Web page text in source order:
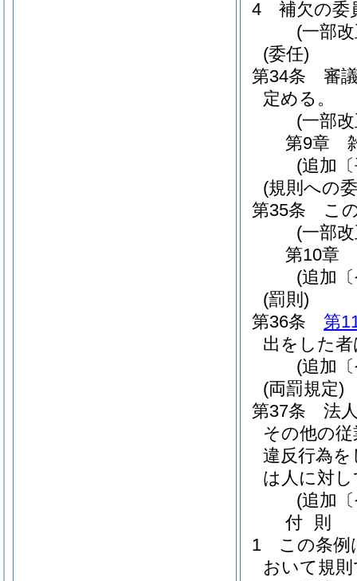
4
補欠の委
(一部
(委任)
第34条
審
定める。
(一部
第9章
(追加
(規則への
第35条
こ
(一部
第10章
(追加
(罰則)
第36条
第
出をした
(追加
(両罰規定)
第37条
法
その他の
違反行為
は人に対
(追加
付 則
1
この条例
おいて規